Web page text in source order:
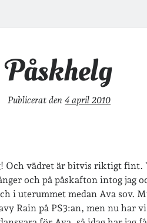
Påskhelg
Publicerat den4 april 2010
Och vädret är bitvis riktigt fint.
och på påskafton intog jag
i uterummet medan Ava sov.
Rain på PS3:an, men nu har